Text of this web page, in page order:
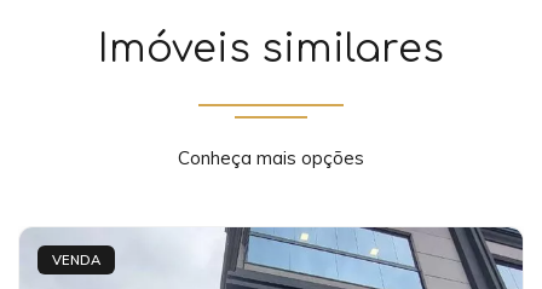
Imóveis similares
Conheça mais opções
VENDA